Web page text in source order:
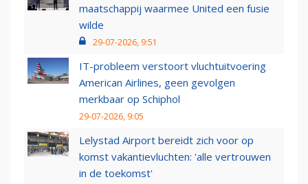
maatschappij waarmee United een fusie
wilde
29-07-2026, 9:51
IT-probleem verstoort vluchtuitvoering
American Airlines, geen gevolgen
merkbaar op Schiphol
29-07-2026, 9:05
Lelystad Airport bereidt zich voor op
komst vakantievluchten: 'alle vertrouwen
in de toekomst'